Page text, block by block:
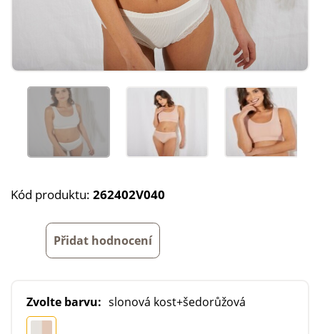
Kód produktu: 262402V040
Přidat hodnocení
Zvolte barvu: slonová kost+šedorůžová